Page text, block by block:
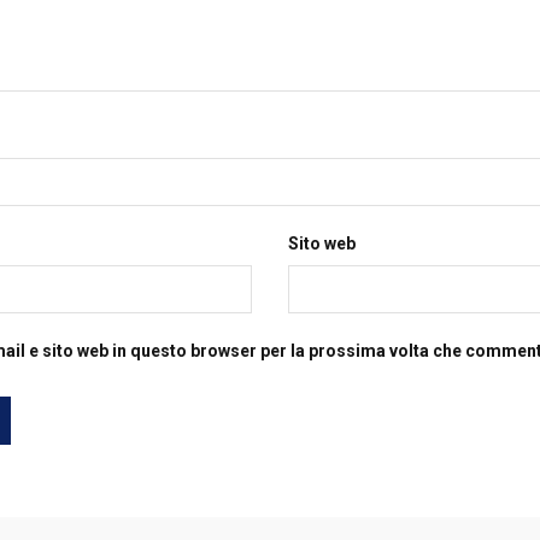
Sito web
e sito web in questo browser per la prossima volta che